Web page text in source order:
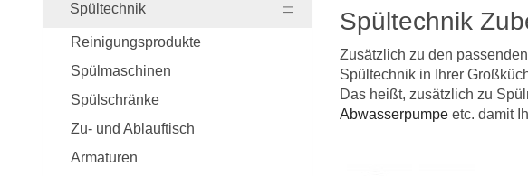
Spültechnik
Zusätzlich zu den
Spültechnik in Ihrer
Das heißt, zusätzlich zu
Abwasserpumpeetc. damit
Spültechnik
Reinigungsprodukte
Spülmaschinen
Spülschränke
Zu- und Ablauftisch
Armaturen